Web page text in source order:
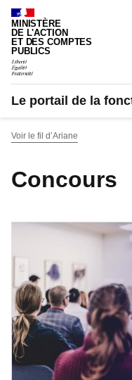
Panneau de gestion des
MINISTÈRE
DE L'ACTION
ET DES COMPTES
PUBLICS
Le portail de la
Voir le fil d’Ariane
Concours